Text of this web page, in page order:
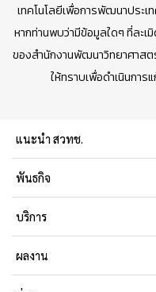
เทคโนโลยีเพื่อการพัฒนาประเ
หากท่านพบว่ามีข้อมูลใดๆ ที่ละ
ของสำนักงานพัฒนาวิทยาศาสต
ให้ทราบเพื่อดำเนินกา
แนะนำ สวทช.
พันธกิจ
บริการ
ผลงาน